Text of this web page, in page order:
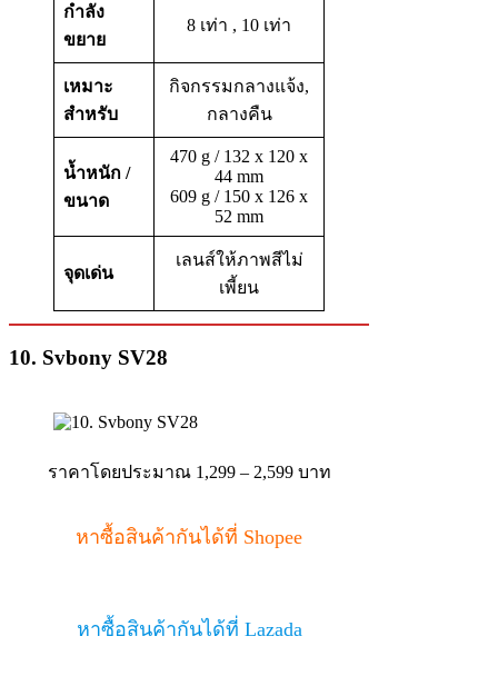
กำลัง
ขยาย
8 เท่า , 10 เท่า
เหมาะ
สำหรับ
กิจกรรมกลางแจ้ง,
กลางคืน
น้ำหนัก /
ขนาด
470 g / 132 x 120 x
44 mm
609 g / 150 x 126 x
52 mm
จุดเด่น
เลนส์ให้ภาพสีไม่
เพี้ยน
10. Svbony SV28
ราคาโดยประมาณ 1,299 – 2,599 บาท
หาซื้อสินค้ากันได้ที่ Shopee
หาซื้อสินค้ากันได้ที่ Lazada